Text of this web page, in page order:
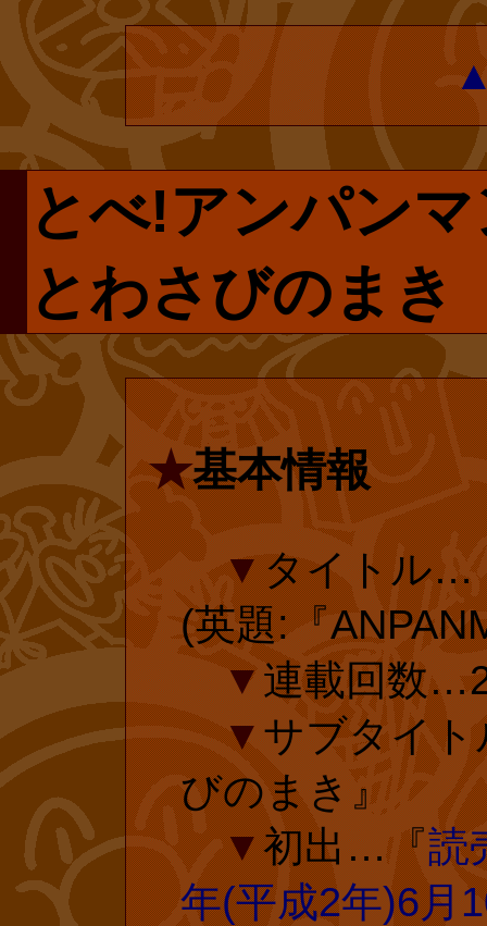
さを知り、子供
しています。昔
も、きっと、子
すでしょう。そ
マン・ミニ・ブ
ルショップ限定
般の書店でも販
それから最後
願いがあります
ムでの作品の投
がやなせ先生の
来を担う子供た
います!
復刊投票(外
復刊ドットコ
プページです。
で手に入らない
リクエストし
は再販売される
にはユーザー登
なのでご安心く
■『とべ!
前&未収録)(
作)、たまき
投票ページ
さまの投票
コム
▲
とべ!アンパン
とわさびのまき
★基本情報
▼タイトル…
(英題:『
▼連載回数
▼サブタイ
びのまき』
▼初出…『読
年(平成2年)6月